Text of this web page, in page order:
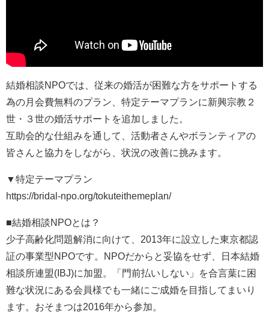
結婚相談NPOでは、従来の婚活が困難な方をサポートする
為の月会費無料のプラン、特定テーマプランに新興宗教２
世・３世の婚活サポートを追加しました。
互助会的な仕組みを通して、活動者さんやボランティアの
皆さんと協力をしながら、状況の改善に挑みます。
▼特定テーマプラン
https://bridal-npo.org/tokuteithemeplan/
■結婚相談NPOとは？
少子高齢化問題解消に向けて、2013年に設立した東京都認
証の事業型NPOです。NPOだからと妥協をせず、日本結婚
相談所連盟(IBJ)に加盟。「門前払いしない」を合言葉に困
難な状況にある会員様でも一緒にご成婚を目指してまいり
ます。おそまつは2016年から参加。